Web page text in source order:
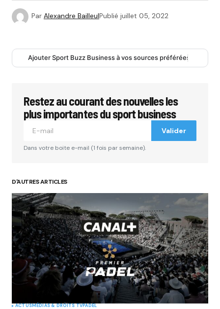
Par Alexandre BailleulPublié juillet 05, 2022
Ajouter Sport Buzz Business à vos sources préférées
Restez au courant des nouvelles les
plus importantes du sport business
Valider
Dans votre boite e-mail (1 fois par semaine).
D'AUTRES ARTICLES
ACTUSMÉDIAS & DROITS TVPADEL